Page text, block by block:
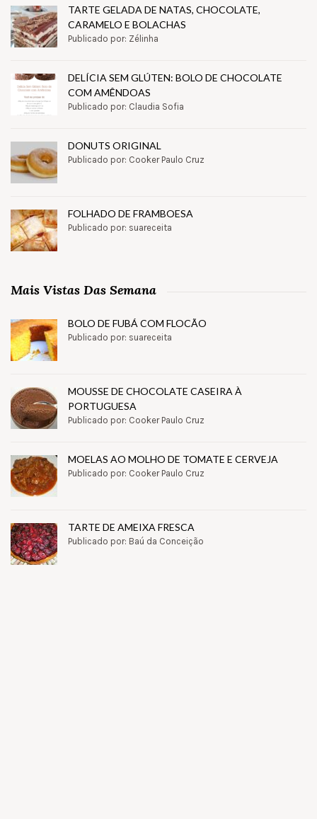
TARTE GELADA DE NATAS, CHOCOLATE,
CARAMELO E BOLACHAS
Publicado por: Zélinha
DELÍCIA SEM GLÚTEN: BOLO DE CHOCOLATE
COM AMÊNDOAS
Publicado por: Claudia Sofia
DONUTS ORIGINAL
Publicado por: Cooker Paulo Cruz
FOLHADO DE FRAMBOESA
Publicado por: suareceita
Mais Vistas Das Semana
BOLO DE FUBÁ COM FLOCÃO
Publicado por: suareceita
MOUSSE DE CHOCOLATE CASEIRA À
PORTUGUESA
Publicado por: Cooker Paulo Cruz
MOELAS AO MOLHO DE TOMATE E CERVEJA
Publicado por: Cooker Paulo Cruz
TARTE DE AMEIXA FRESCA
Publicado por: Baú da Conceição